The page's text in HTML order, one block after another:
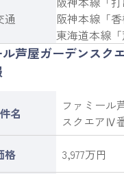
通
阪神本線 「
東海道本線 「
ル芦屋ガーデンスク
名
ファミール
スクエアⅣ
格
3,977万円